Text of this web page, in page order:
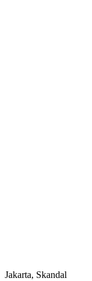
Jakarta, Skandal